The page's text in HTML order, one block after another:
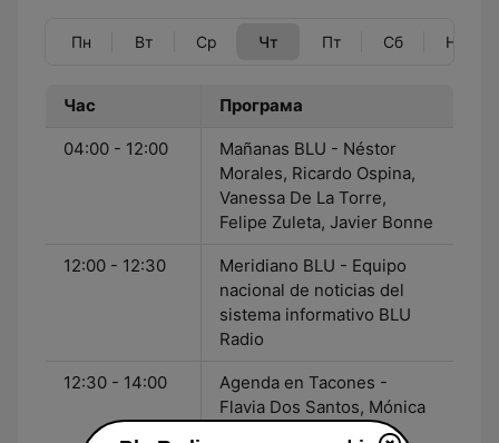
Пн Вт Ср Чт Пт Сб Нд
Час Програма
04:00 - 12:00
Mañanas BLU - Néstor
Morales, Ricardo Ospina,
Vanessa De La Torre,
Felipe Zuleta, Javier Bonne
12:00 - 12:30
Meridiano BLU - Equipo
nacional de noticias del
sistema informativo BLU
Radio
12:30 - 14:00
Agenda en Tacones -
Flavia Dos Santos, Mónica
Rodríguez, Alexandra